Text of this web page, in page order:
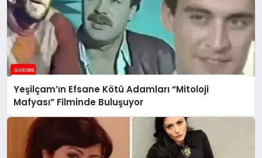
Yeşilçam’ın Efsane Kötü Adamları “Mitoloji
Mafyası” Filminde Buluşuyor